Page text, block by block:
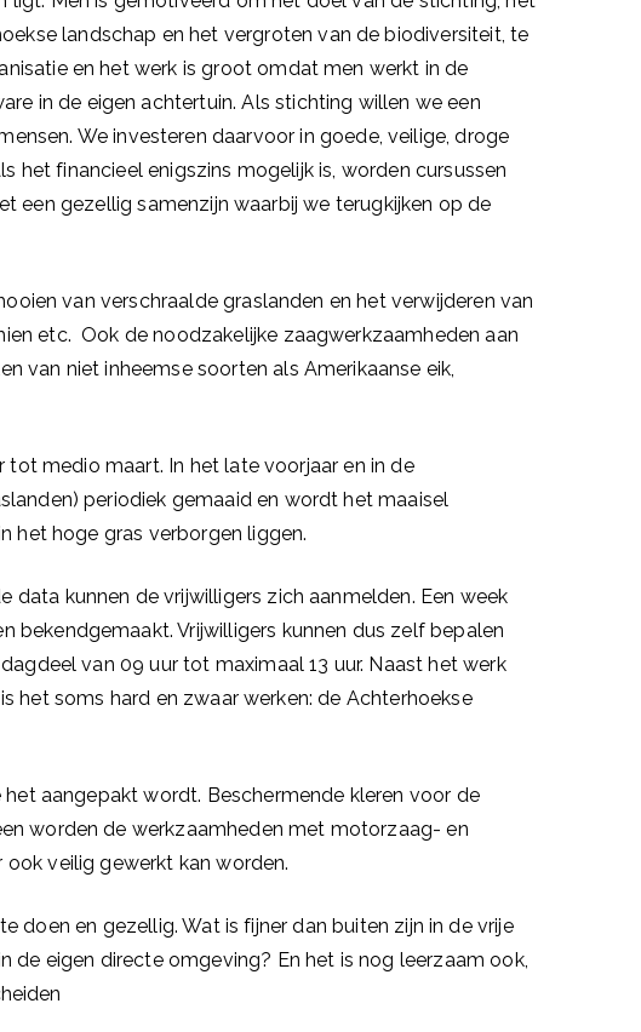
landschap en het vergroten van de biodiversiteit, te
en het werk is groot omdat men werkt in de
in de eigen achtertuin. Als stichting willen we een
We investeren daarvoor in goede, veilige, droge
het financieel enigszins mogelijk is, worden cursussen
een gezellig samenzijn waarbij we terugkijken op de
van verschraalde graslanden en het verwijderen van
etc. Ook de noodzakelijke zaagwerkzaamheden aan
van niet inheemse soorten als Amerikaanse eik,
medio maart. In het late voorjaar en in de
periodiek gemaaid en wordt het maaisel
het hoge gras verborgen liggen.
kunnen de vrijwilligers zich aanmelden. Een week
Vrijwilligers kunnen dus zelf bepalen
van 09 uur tot maximaal 13 uur. Naast het werk
het soms hard en zwaar werken: de Achterhoekse
aangepakt wordt. Beschermende kleren voor de
worden de werkzaamheden met motorzaag- en
veilig gewerkt kan worden.
doen en gezellig. Wat is fijner dan buiten zijn in de vrije
de eigen directe omgeving? En het is nog leerzaam ook,